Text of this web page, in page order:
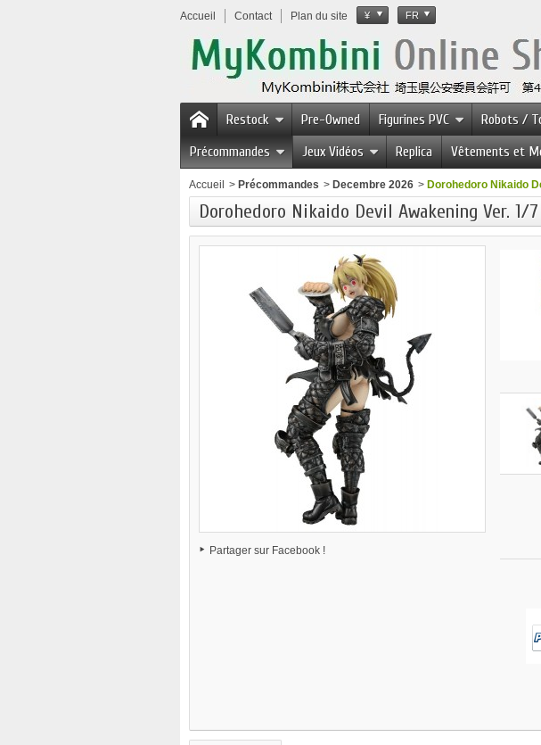
Accueil Contact Plan du site ¥ FR
Restock Pre-Owned Figurines PVC Robots /
Précommandes
Jeux Vidéos Replica Vêtements et
Accueil > Précommandes > Decembre 2026 > Dorohedoro Nikaido
Dorohedoro Nikaido Devil Awakening Ver.
Partager sur Facebook !